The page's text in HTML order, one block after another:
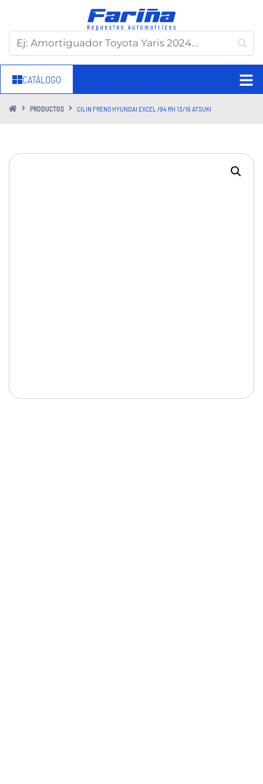
CATÁLOGO
PRODUCTOS CILIN FRENO HYUNDAI EXCEL /94 RH 13/16 ATSUKI